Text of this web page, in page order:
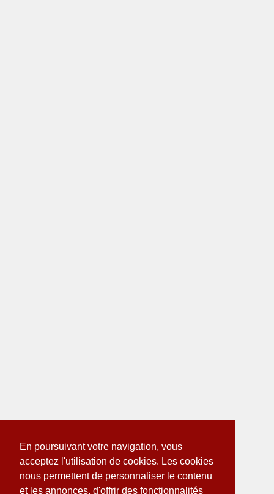
En poursuivant votre navigation, vous
acceptez l'utilisation de cookies. Les cookies
nous permettent de personnaliser le contenu
et les annonces, d'offrir des fonctionnalités